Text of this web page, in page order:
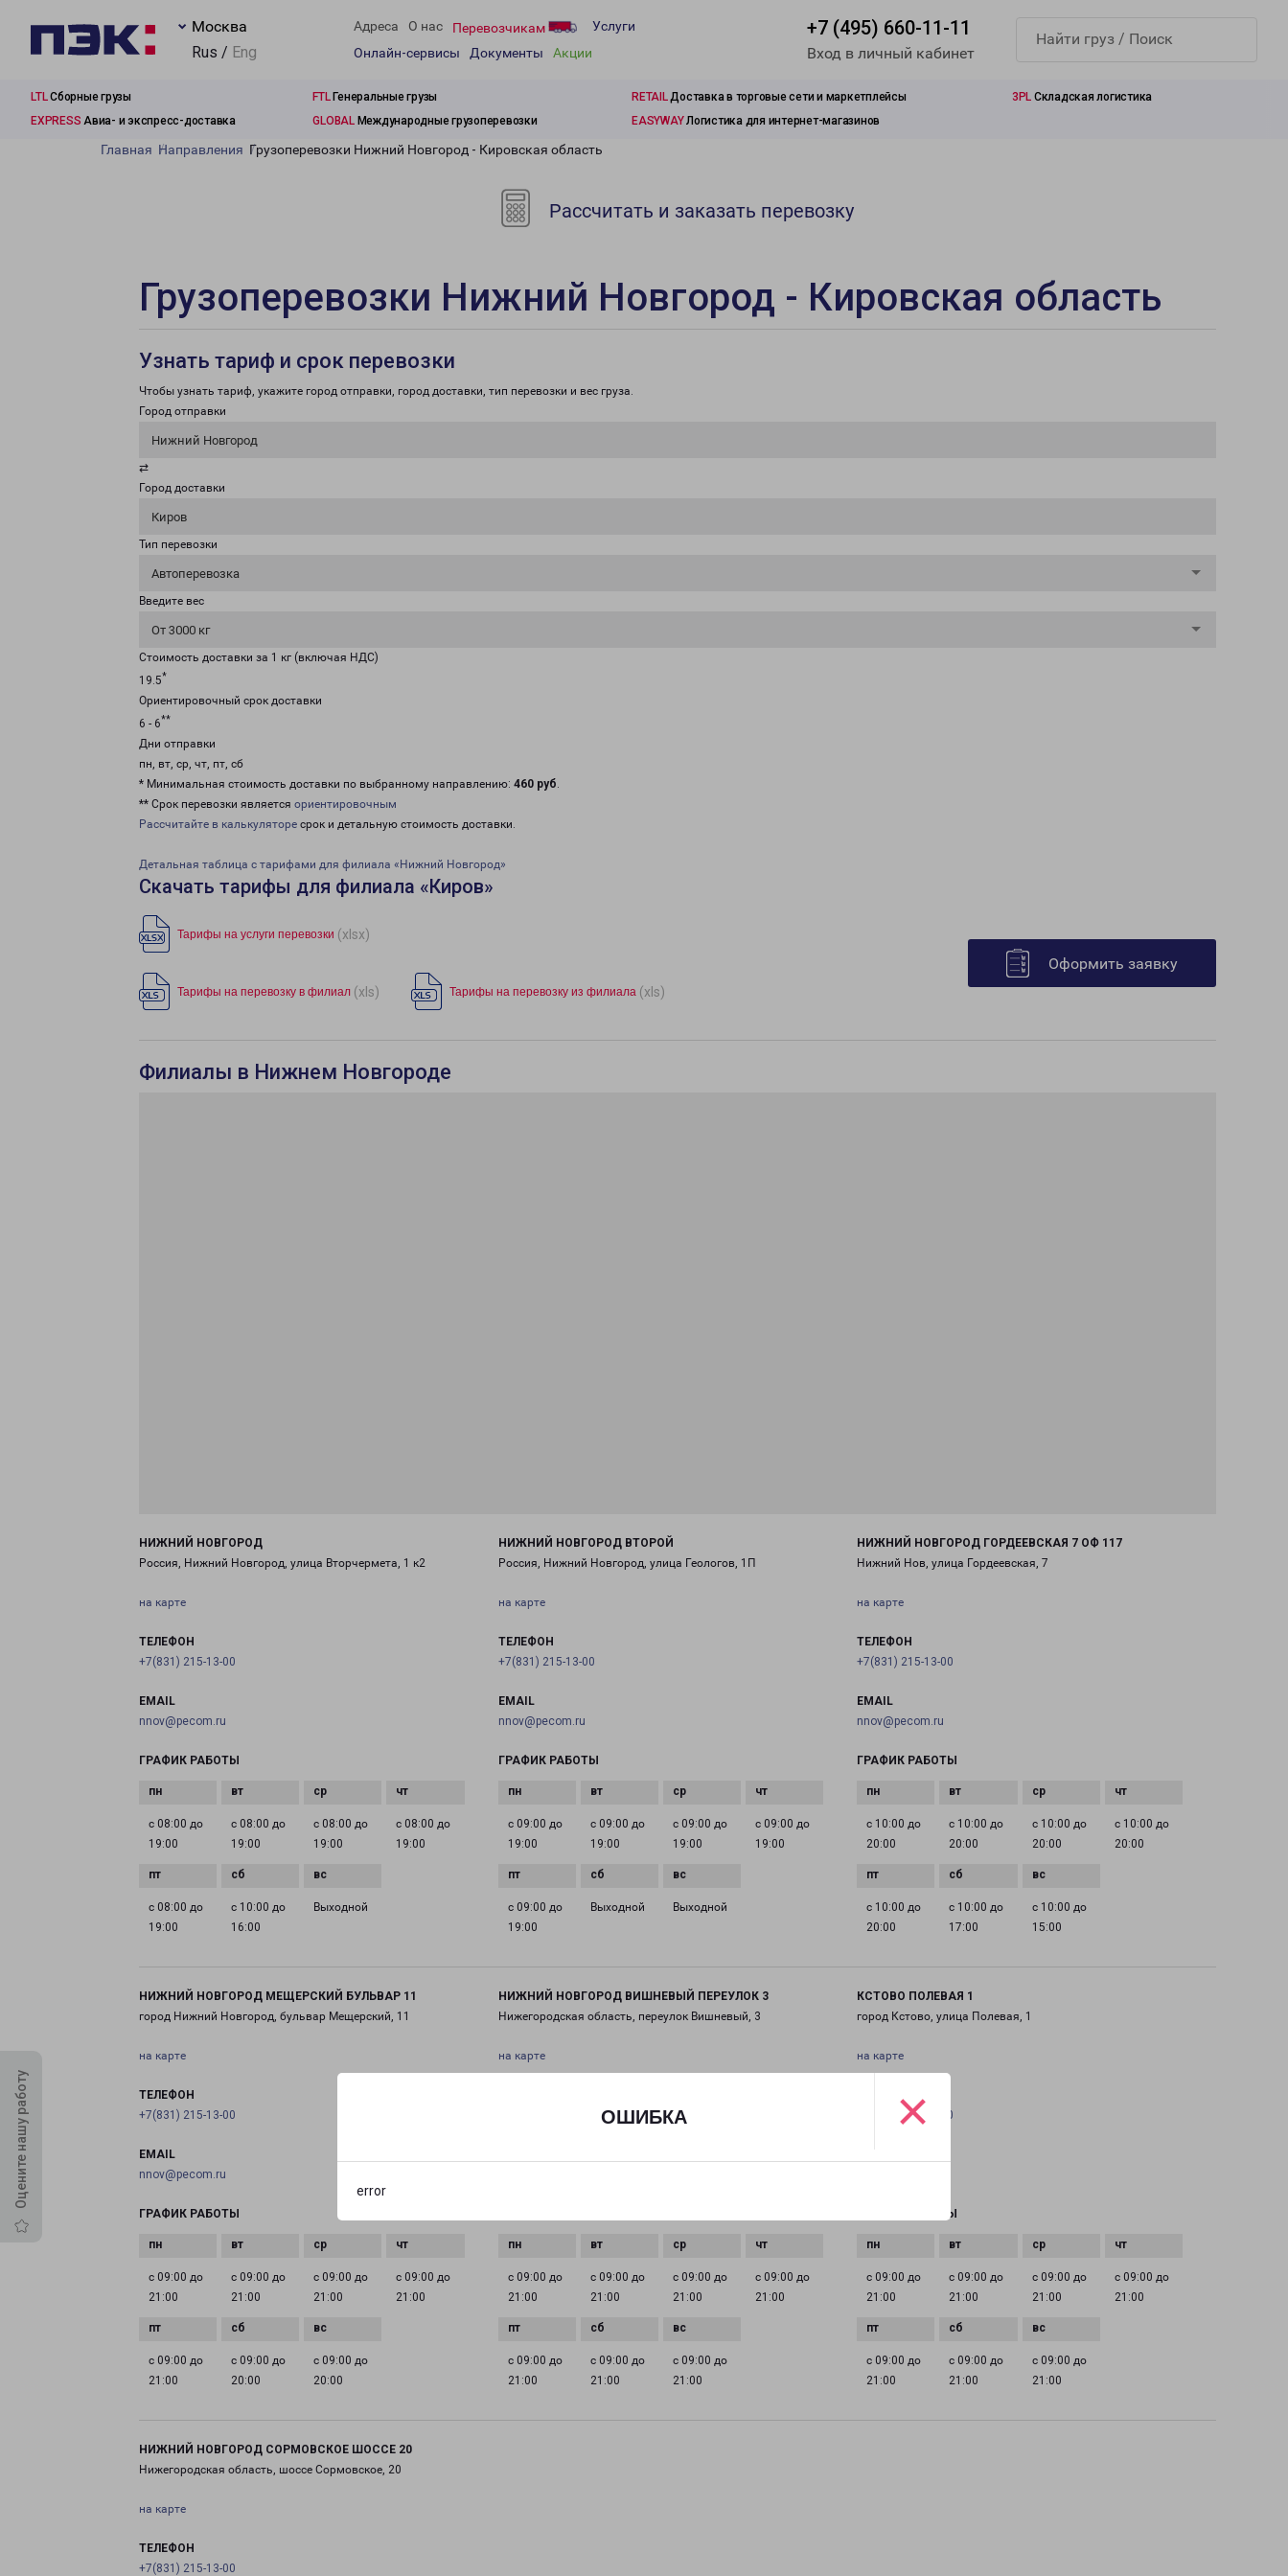
ОШИБКА
error
×
Москва
Rus / Eng
Адреса О нас Перевозчикам
Услуги
Онлайн-сервисы
Документы Акции
+7 (495) 660-11-11
Вход в личный кабинет
LTLСборные грузы FTLГенеральные грузы RETAILДоставка в торговые сети и маркетплейсы 3PL Складская логистика
EXPRESS Авиа- и экспресс-доставка GLOBALМеждународные грузоперевозки EASYWAYЛогистика для интернет-магазинов
Оцените нашу работу
Главная Направления Грузоперевозки Нижний Новгород - Кировская область
Рассчитать и заказать перевозку
Грузоперевозки Нижний Новгород - Кировская область
Узнать тариф и срок перевозки
Чтобы узнать тариф, укажите город отправки, город доставки, тип перевозки и вес груза.
Город отправки
Нижний Новгород
⇄
Город доставки
Киров
Тип перевозки
Автоперевозка
Введите вес
От 3000 кг
Стоимость доставки за 1 кг (включая НДС)
19.5*
Ориентировочный срок доставки
6 - 6**
Дни отправки
пн, вт, ср, чт, пт, сб
* Минимальная стоимость доставки по выбранному направлению: 460 руб.
** Срок перевозки является ориентировочным
Рассчитайте в калькуляторе срок и детальную стоимость доставки.
Детальная таблица с тарифами для филиала «Нижний Новгород»
Скачать тарифы для филиала «Киров»
Тарифы на услуги перевозки (xlsx)
Тарифы на перевозку в филиал (xls) Тарифы на перевозку из филиала (xls)
Оформить заявку
Филиалы в Нижнем Новгороде
НИЖНИЙ НОВГОРОД
Россия, Нижний Новгород, улица Вторчермета, 1 к2
на карте
ТЕЛЕФОН
+7(831) 215-13-00
EMAIL
nnov@pecom.ru
ГРАФИК РАБОТЫ
с 08:00 до
19:00
с 08:00 до
19:00
с 08:00 до
19:00
с 08:00 до
19:00
с 08:00 до
19:00
с 10:00 до
16:00
Выходной
НИЖНИЙ НОВГОРОД ВТОРОЙ
Россия, Нижний Новгород, улица Геологов, 1П
на карте
ТЕЛЕФОН
+7(831) 215-13-00
EMAIL
nnov@pecom.ru
ГРАФИК РАБОТЫ
с 09:00 до
19:00
с 09:00 до
19:00
с 09:00 до
19:00
с 09:00 до
19:00
с 09:00 до
19:00
Выходной Выходной
НИЖНИЙ НОВГОРОД ГОРДЕЕВСКАЯ 7 ОФ 117
Нижний Нов, улица Гордеевская, 7
на карте
ТЕЛЕФОН
+7(831) 215-13-00
EMAIL
nnov@pecom.ru
ГРАФИК РАБОТЫ
с 10:00 до
20:00
с 10:00 до
20:00
с 10:00 до
20:00
с 10:00 до
20:00
с 10:00 до
20:00
с 10:00 до
17:00
с 10:00 до
15:00
НИЖНИЙ НОВГОРОД МЕЩЕРСКИЙ БУЛЬВАР 11
город Нижний Новгород, бульвар Мещерский, 11
на карте
ТЕЛЕФОН
+7(831) 215-13-00
EMAIL
nnov@pecom.ru
ГРАФИК РАБОТЫ
с 09:00 до
21:00
с 09:00 до
21:00
с 09:00 до
21:00
с 09:00 до
21:00
с 09:00 до
21:00
с 09:00 до
20:00
с 09:00 до
20:00
НИЖНИЙ НОВГОРОД ВИШНЕВЫЙ ПЕРЕУЛОК 3
Нижегородская область, переулок Вишневый, 3
на карте
с 09:00 до
21:00
с 09:00 до
21:00
с 09:00 до
21:00
с 09:00 до
21:00
с 09:00 до
21:00
с 09:00 до
21:00
с 09:00 до
21:00
КСТОВО ПОЛЕВАЯ 1
город Кстово, улица Полевая, 1
на карте
+7(831) 215-13-00
ГРАФИК РАБОТЫ
с 09:00 до
21:00
с 09:00 до
21:00
с 09:00 до
21:00
с 09:00 до
21:00
с 09:00 до
21:00
с 09:00 до
21:00
с 09:00 до
21:00
НИЖНИЙ НОВГОРОД СОРМОВСКОЕ ШОССЕ 20
Нижегородская область, шоссе Сормовское, 20
на карте
ТЕЛЕФОН
+7(831) 215-13-00